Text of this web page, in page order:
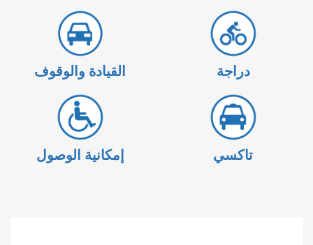
دراجة القيادة والوقوف
تاكسي إمكانية الوصول